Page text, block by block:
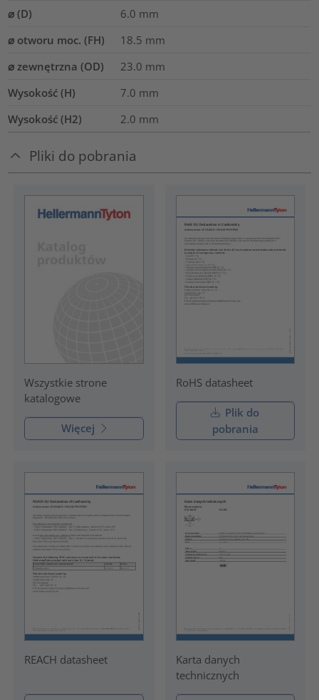
⌀ (D) 6.0 mm
⌀ otworu moc. (FH)
18.5 mm
⌀ zewnętrzna (OD)
23.0 mm
Wysokość (H)
7.0 mm
Wysokość (H2)
2.0 mm
Pliki do pobrania
Wszystkie strone
katalogowe
Więcej
RoHS datasheet
Plik do
pobrania
REACH datasheet
Karta danych
technicznych